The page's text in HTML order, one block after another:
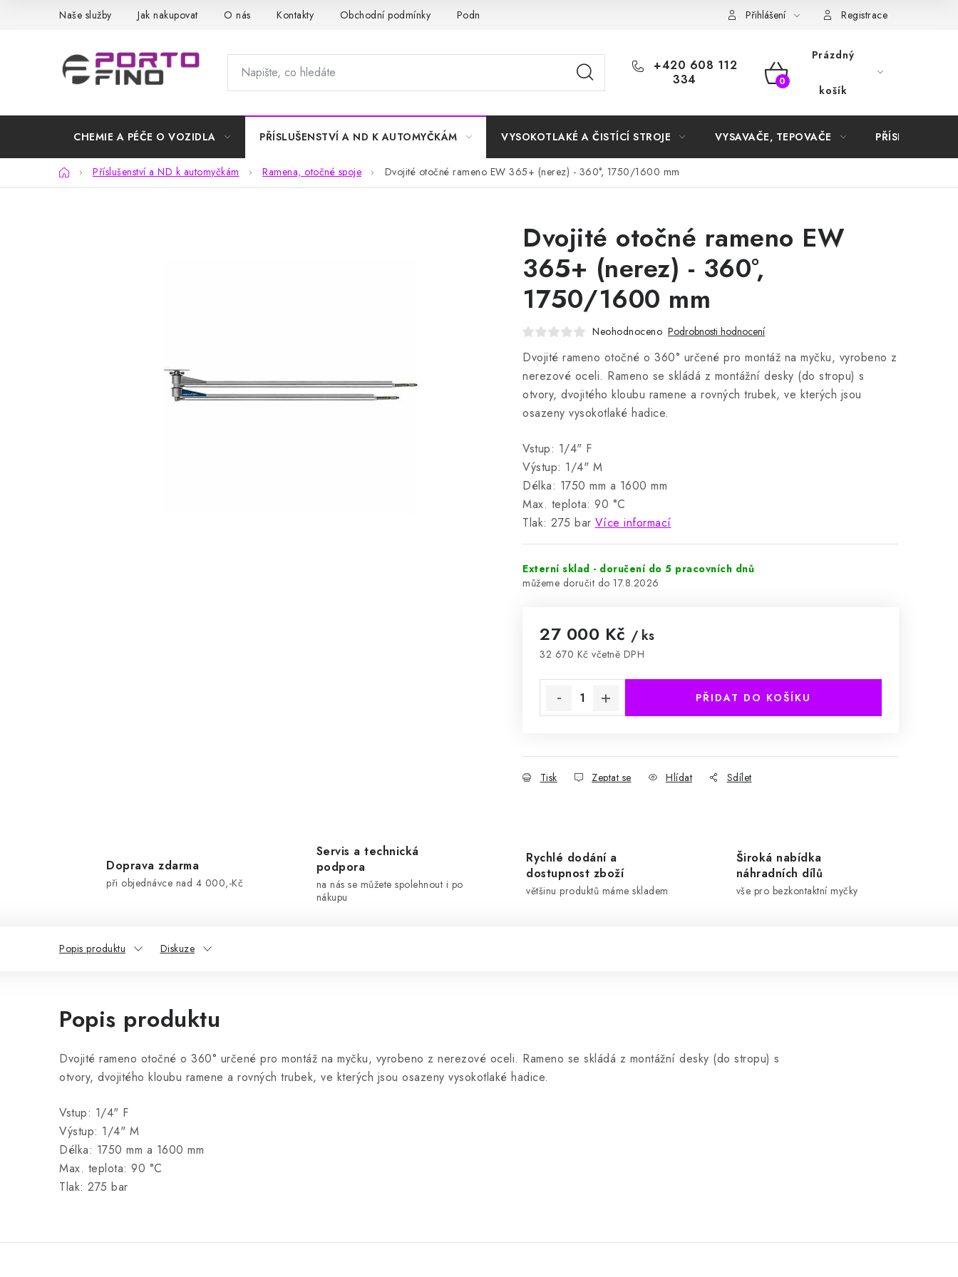
Naše služby Jak nakupovat O nás Kontakty Obchodní podmínky Podmínky ochrany osobních údajů Samoobslužné platební terminály
Přihlášení Registrace
+420 608 112
334
NÁKUPNÍ
Prázdný
košík
CHEMIE A PÉČE O VOZIDLA PŘÍSLUŠENSTVÍ A ND K AUTOMYČKÁM VYSOKOTLAKÉ A ČISTÍCÍ STROJE VYSAVAČE, TEPOVAČE PŘÍSLUŠENSTVÍ
DomůPříslušenství a ND k automyčkám Ramena, otočné spoje Dvojité otočné rameno EW 365+ (nerez) - 360°, 1750/1600 mm
Dvojité otočné rameno EW
365+ (nerez) - 360°,
1750/1600 mm
Neohodnoceno Podrobnosti hodnocení
Dvojité rameno otočné o 360° určené pro montáž na myčku, vyrobeno z
nerezové oceli. Rameno se skládá z montážní desky (do stropu) s
otvory, dvojitého kloubu ramene a rovných trubek, ve kterých jsou
osazeny vysokotlaké hadice.
Vstup: 1/4" F
Výstup: 1/4" M
Délka: 1750 mm a 1600 mm
Max. teplota: 90 °C
Tlak: 275 bar Více informací
Externí sklad - doručení do 5 pracovních dnů
17.8.2026
27 000 Kč / ks
32 670 Kč včetně DPH
PŘIDAT DO KOŠÍKU
Tisk Zeptat se Hlídat Sdílet
Doprava zdarma
při objednávce nad 4 000,-Kč
Servis a technická
podpora
na nás se můžete spolehnout i po
nákupu
Rychlé dodání a
dostupnost zboží
většinu produktů máme skladem
Široká nabídka
náhradních dílů
vše pro bezkontaktní myčky
Popis produktu Diskuze
Popis produktu
Dvojité rameno otočné o 360° určené pro montáž na myčku, vyrobeno z nerezové oceli. Rameno se skládá z montážní desky (do stropu) s
otvory, dvojitého kloubu ramene a rovných trubek, ve kterých jsou osazeny vysokotlaké hadice.
Vstup: 1/4" F
Výstup: 1/4" M
Délka: 1750 mm a 1600 mm
Max. teplota: 90 °C
Tlak: 275 bar